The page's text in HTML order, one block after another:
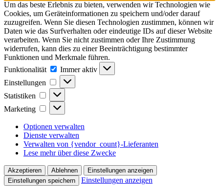
Um das beste Erlebnis zu bieten, verwenden wir Technologien wie
Cookies, um Geräteinformationen zu speichern und/oder darauf
zuzugreifen. Wenn Sie diesen Technologien zustimmen, können wir
Daten wie das Surfverhalten oder eindeutige IDs auf dieser Website
verarbeiten. Wenn Sie nicht zustimmen oder Ihre Zustimmung
widerrufen, kann dies zu einer Beeinträchtigung bestimmter
Funktionen und Merkmale führen.
Funktionalität
Funktionalität
Immer aktiv
Einstellungen
Einstellungen
Statistiken Statistiken
Marketing Marketing
Optionen verwalten
Dienste verwalten
Verwalten von {vendor_count}-Lieferanten
Lese mehr über diese Zwecke
Akzeptieren Ablehnen
Einstellungen anzeigen
Einstellungen speichern
Einstellungen anzeigen